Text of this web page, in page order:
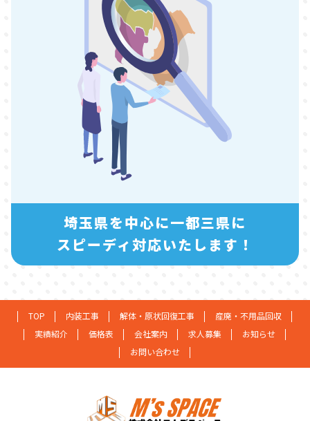
埼玉県を中心に一都三県に
スピーディ対応いたします！
TOP 内装工事 解体・原状回復工事
産廃・不用品回収
実績紹介
価格表 会社案内 求人募集
お知らせ
お問い合わせ